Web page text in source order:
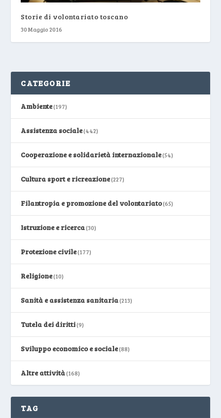
Storie di volontariato toscano
30 Maggio 2016
CATEGORIE
Ambiente(197)
Assistenza sociale(442)
Cooperazione e solidarietà internazionale(54)
Cultura sport e ricreazione(227)
Filantropia e promozione del volontariato(65)
Istruzione e ricerca(30)
Protezione civile(177)
Religione(10)
Sanità e assistenza sanitaria(213)
Tutela dei diritti(9)
Sviluppo economico e sociale(88)
Altre attività(168)
TAG